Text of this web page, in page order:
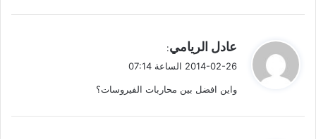
ي
ق
ل
عادل الريامي:
2014-02-26 الساعة 07:14
واين افضل بين محاربات الفيروسات؟